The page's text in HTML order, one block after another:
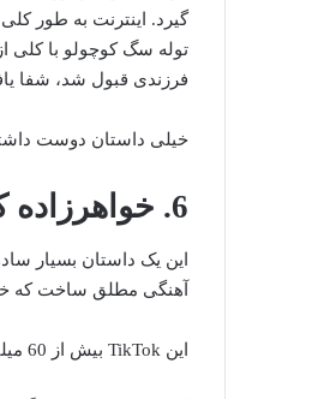
گیرد. اینترنت به طور
توله سگ کوچولو با
فرزندی قبول شد، شفا
خیلی داستان دوست
6. خواهرزاده کوچکی که آهنگ تابستان را ساخته است
این یک داستان بسیار
آهنگی مطلق ساخت که
این TikTok بیش از 60 میلیون بازدید داشته است.